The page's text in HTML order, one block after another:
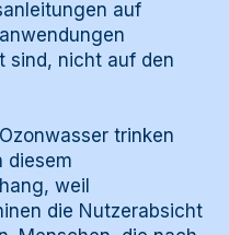
auf
sind, nicht auf den
trinken
diesem
weil
die Nutzerabsicht